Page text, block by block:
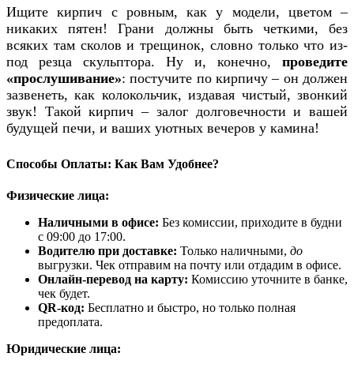
Ищите кирпич с ровным, как у модели, цветом –
никаких пятен! Грани должны быть четкими, без
всяких там сколов и трещинок, словно только что из-
под резца скульптора. Ну и, конечно, проведите
«прослушивание»: постучите по кирпичу – он должен
зазвенеть, как колокольчик, издавая чистый, звонкий
звук! Такой кирпич – залог долговечности и вашей
будущей печи, и ваших уютных вечеров у камина!
Способы Оплаты: Как Вам Удобнее?
Физические лица:
Наличными в офисе: Без комиссии, приходите в будни
с 09:00 до 17:00.
Водителю при доставке: Только наличными, до
выгрузки. Чек отправим на почту или отдадим в офисе.
Онлайн-перевод на карту: Комиссию уточните в банке,
чек будет.
QR-код: Бесплатно и быстро, но только полная
предоплата.
Юридические лица: